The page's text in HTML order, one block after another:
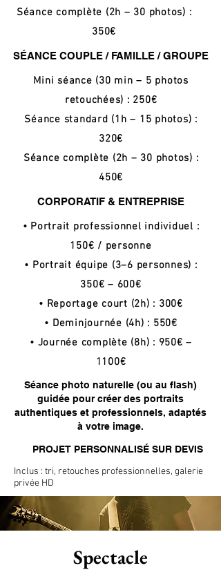
Séance complète (2h – 30 photos) :
350€
SÉANCE COUPLE / FAMILLE / GROUPE
Mini séance (30 min – 5 photos
retouchées) : 250€
Séance standard (1h – 15 photos) :
320€
Séance complète (2h – 30 photos) :
450€
CORPORATIF & ENTREPRISE
• Portrait professionnel individuel :
150€ / personne
• Portrait équipe (3–6 personnes) :
350€ – 600€
• Reportage court (2h) : 300€
• Deminjournée (4h) : 550€
• Journée complète (8h) : 950€ –
1100€
Séance photo naturelle (ou au flash)
guidée pour créer des portraits
authentiques et professionnels, adaptés
à votre image.
PROJET PERSONNALISÉ SUR DEVIS
Inclus : tri, retouches professionnelles, galerie
privée HD
Spectacle